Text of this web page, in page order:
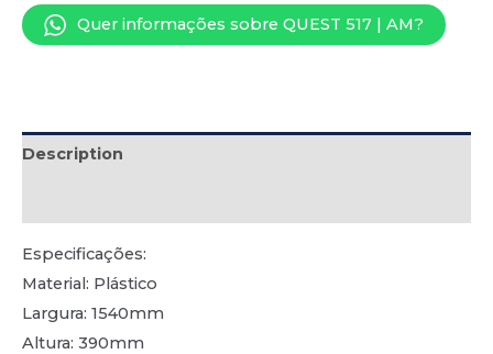
Quer informações sobre QUEST 517 | AM?
Description
Especificações:
Material: Plástico
Largura: 1540mm
Altura: 390mm